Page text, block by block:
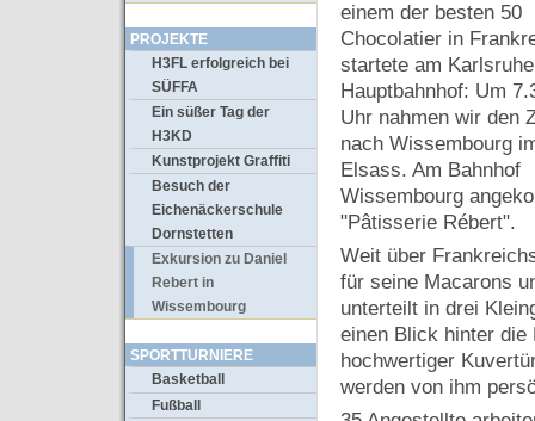
PROJEKTE
H3FL erfolgreich bei
SÜFFA
Ein süßer Tag der
H3KD
Kunstprojekt Graffiti
Besuch der
Eichenäckerschule
Dornstetten
Exkursion zu Daniel
Rebert in
Wissembourg
SPORTTURNIERE
Basketball
Fußball
einem der besten 50
Chocolatier in
startete am
Hauptbahnhof: Um
Uhr nahmen wir den
nach Wissembourg
Elsass. Am Bahnhof
Wissembourg
"Pâtisserie Rébert".
Weit über
für seine Macarons
unterteilt in drei
einen Blick hinter
hochwertiger
werden von ihm